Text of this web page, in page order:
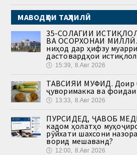
МАВОДҲОИ ТАҲЛИЛӢ
35-СОЛАГИИ
ВА ОСОРХОНАИ
ниҳод дар ҳифзу
дастовардҳои
🕔 15:39, 8.Авг 2026
ТАВСИЯИ МУФИД. Доир
ҷуворимакка ва
🕔 13:33, 8.Авг 2026
ПУРСИДЕД, ҶАВОБ
кадом ҳолатҳо
рӯйхати шахсони
ворид мешаванд?
🕔 12:00, 8.Авг 2026